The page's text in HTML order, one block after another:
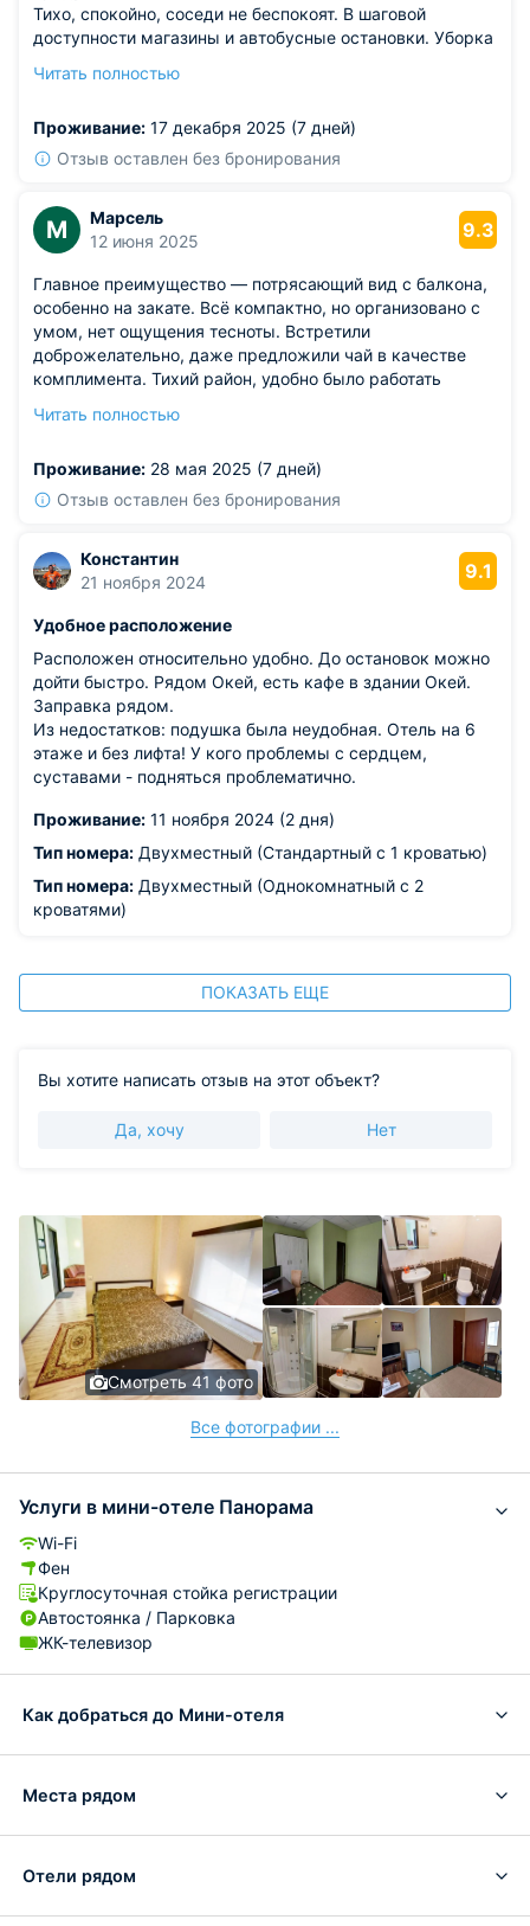
Тихо, спокойно, соседи не беспокоят. В шаговой
доступности магазины и автобусные остановки. Уборка
Из недостатков: в ванной не хватало полочки для
Читать полностью
Проживание: 17 декабря 2025 (7 дней)
Отзыв оставлен без бронирования
М
Марсель
12 июня 2025
9.3
Главное преимущество — потрясающий вид с балкона,
особенно на закате. Всё компактно, но организовано с
умом, нет ощущения тесноты. Встретили
доброжелательно, даже предложили чай в качестве
комплимента. Тихий район, удобно было работать
поверхностная — видно, что стараются. В душевой всё
Уютное освещение создавало домашнюю атмосферу.
Из недостатков: шторы свет немного пропускают — не
Читать полностью
Проживание: 28 мая 2025 (7 дней)
Отзыв оставлен без бронирования
Константин
21 ноября 2024
9.1
Удобное расположение
Расположен относительно удобно. До остановок можно
дойти быстро. Рядом Окей, есть кафе в здании Окей.
Заправка рядом.
Из недостатков: подушка была неудобная. Отель на 6
этаже и без лифта! У кого проблемы с сердцем,
суставами - подняться проблематично.
Проживание: 11 ноября 2024 (2 дня)
Тип номера: Двухместный (Стандартный с 1 кроватью)
Тип номера: Двухместный (Однокомнатный с 2
кроватями)
ПОКАЗАТЬ ЕЩЕ
Вы хотите написать отзыв на этот объект?
Да, хочу Нет
Смотреть 41 фото
Все фотографии ...
Услуги в мини-отеле Панорама
Wi-Fi
Фен
Круглосуточная стойка регистрации
Автостоянка / Парковка
ЖК-телевизор
Как добраться до Мини-отеля
Места рядом
Отели рядом